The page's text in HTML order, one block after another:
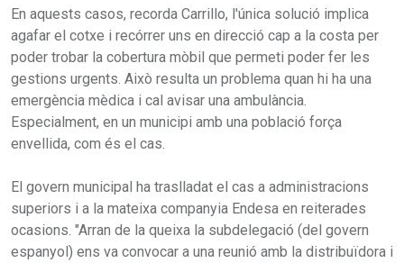
En aquests casos, recorda Carrillo, l'única solució implica
agafar el cotxe i recórrer uns en direcció cap a la costa per
poder trobar la cobertura mòbil que permeti poder fer les
gestions urgents. Això resulta un problema quan hi ha una
emergència mèdica i cal avisar una ambulància.
Especialment, en un municipi amb una població força
envellida, com és el cas.
El govern municipal ha traslladat el cas a administracions
superiors i a la mateixa companyia Endesa en reiterades
ocasions. "Arran de la queixa la subdelegació (del govern
espanyol) ens va convocar a una reunió amb la distribuïdora i